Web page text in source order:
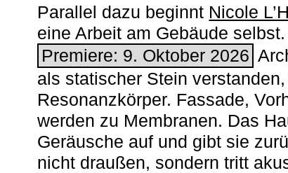
Parallel dazu beginnt Nicole
eine Arbeit am Gebäude selbst.
Premiere: 9. Oktober 2026
als statischer Stein
Resonanzkörper. Fassade,
werden zu Membranen. Das
Geräusche auf und gibt sie
nicht draußen, sondern tritt